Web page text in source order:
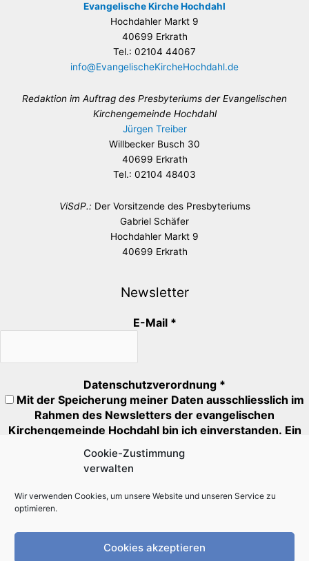
Cookie-Zustimmung
verwalten
Wir verwenden Cookies, um unsere Website und unseren Service zu
optimieren.
Cookies akzeptieren
Evangelische Kirche Hochdahl
Hochdahler Markt 9
40699 Erkrath
Tel.: 02104 44067
info@EvangelischeKircheHochdahl.de
Redaktion im Auftrag des Presbyteriums der Evangelischen
Kirchengemeinde Hochdahl
Jürgen Treiber
Willbecker Busch 30
40699 Erkrath
Tel.: 02104 48403
ViSdP.: Der Vorsitzende des Presbyteriums
Gabriel Schäfer
Hochdahler Markt 9
40699 Erkrath
Newsletter
E-Mail *
Datenschutzverordnung *
Mit der Speicherung meiner Daten ausschliesslich im
Rahmen des Newsletters der evangelischen
Kirchengemeinde Hochdahl bin ich einverstanden. Ein
Abmeldung ist jederzeit möglich.
Mit * markierte Felder müssen ausgefüllt oder angehakt
werden.